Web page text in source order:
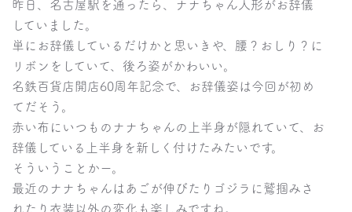
昨日、名古屋駅を通ったら、ナナちゃん人形がお辞儀
していました。
単にお辞儀しているだけかと思いきや、腰？おしり？に
リボンをしていて、後ろ姿がかわいい。
名鉄百貨店開店60周年記念で、お辞儀姿は今回が初め
てだそう。
赤い布にいつものナナちゃんの上半身が隠れていて、お
辞儀している上半身を新しく付けたみたいです。
そういうことかー。
最近のナナちゃんはあごが伸びたりゴジラに鷲掴みさ
れたり衣装以外の変化も楽しみですね。